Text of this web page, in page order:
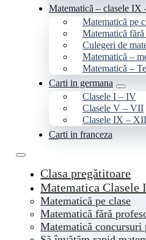
Matematică – clasele IX
Matematică pe
Matematică
Culegeri de
Matematică –
Matematică –
Carti in germana
Clasele I – IV
Clasele V – VII
Clasele IX – XII
Carti in franceza
Clasa pregătitoare
Matematica Clasele
Matematică pe clase
Matematică fără
Matematică concursuri